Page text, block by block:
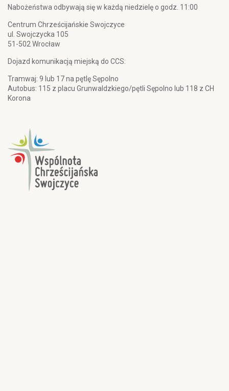
Nabożeństwa odbywają się w każdą niedzielę o godz. 11:00
Centrum Chrześcijańskie Swojczyce
ul. Swojczycka 105
51-502 Wrocław
Dojazd komunikacją miejską do CCS:
Tramwaj: 9 lub 17 na pętlę Sępolno
Autobus: 115 z placu Grunwaldzkiego/pętli Sępolno lub 118 z CH
Korona